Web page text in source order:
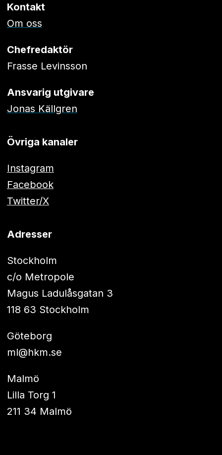
Kontakt
Om oss
Chefredaktör
Frasse Levinsson
Ansvarig utgivare
Jonas Källgren
Övriga kanaler
Instagram
Facebook
Twitter/X
Adresser
Stockholm
c/o Metropole
Magus Ladulåsgatan 3
118 63 Stockholm
Göteborg
ml@hkm.se
Malmö
Lilla Torg 1
211 34 Malmö